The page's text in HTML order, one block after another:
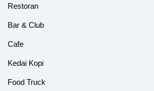
Restoran
Bar & Club
Cafe
Kedai Kopi
Food Truck